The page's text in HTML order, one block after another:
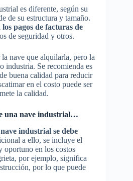
es diferente, según su
de su estructura y tamaño.
pagos de facturas de
de seguridad y otros.
nave que alquilarla, pero la
industria. Se recomienda es
buena calidad para reducir
en el costo puede ser
la calidad.
una nave industrial…
industrial se debe
a ello, se incluye el
oportuno en los costos
por ejemplo, significa
por lo que puede